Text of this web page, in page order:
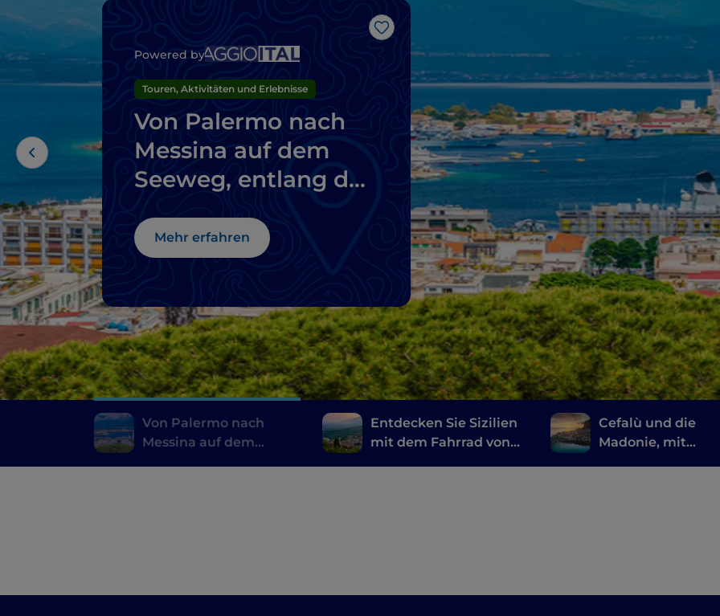
Like
Powered by
Touren, Aktivitäten und Erlebnisse
Von Palermo nach
Messina auf dem
Seeweg, entlang der
segeln
Mehr erfahren
Von Palermo nach
Messina auf dem
Entdecken Sie Sizilien
mit dem Fahrrad von
Cefalù und die
Madonie, mit